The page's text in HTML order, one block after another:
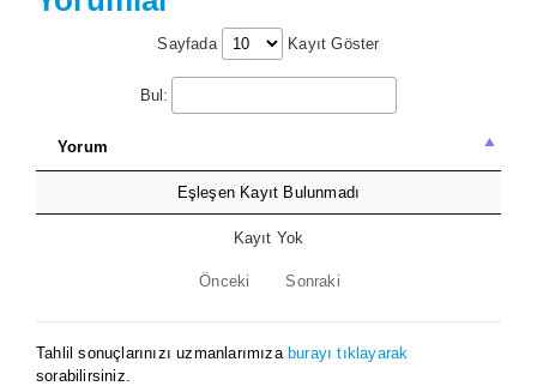
Sayfada Kayıt Göster
Bul:
Yorum
Eşleşen Kayıt Bulunmadı
Kayıt Yok
Önceki Sonraki
Tahlil sonuçlarınızı uzmanlarımıza burayı tıklayarak
sorabilirsiniz.